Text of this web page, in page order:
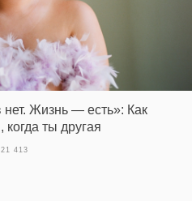
нет. Жизнь — есть»: Как
когда ты другая
21 413